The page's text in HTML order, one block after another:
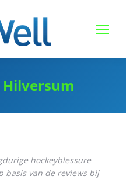
Hilversum
hockeyblessure
basis van de reviews bij